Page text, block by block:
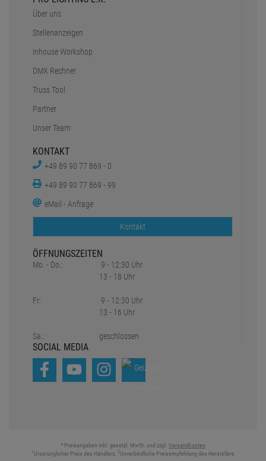
Über uns
Stellenanzeigen
Inhouse Workshop
DMX Rechner
Truss Tool
Partner
Unser Team
KONTAKT
+49 89 90 77 869 - 0
+49 89 90 77 869 - 99
eMail - Anfrage
Kontakt
ÖFFNUNGSZEITEN
Mo. - Do.:
Fr:
Sa.:
9 - 12:30 Uhr
13 - 18 Uhr
9 - 12:30 Uhr
13 - 16 Uhr
geschlossen
SOCIAL MEDIA
* Preisangaben inkl. gesetzl. MwSt. und zzgl. Versandkosten
Ursprünglicher Preis des Händlers, 2 Unverbindliche Preisempfehlung des Herstellers